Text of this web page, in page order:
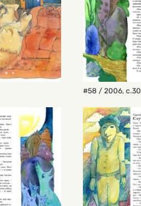
#58 / 2006, с.30